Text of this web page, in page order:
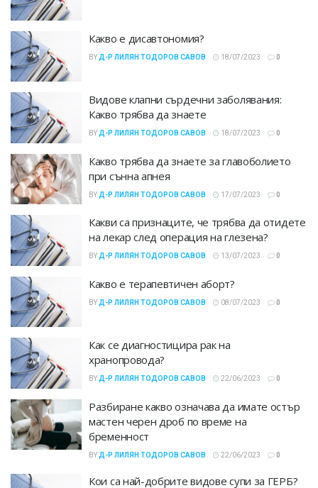
Какво е дисавтономия?
BY Д-Р ЛИЛЯН ТОДОРОВ САВОВ 18/07/2023 0
Видове клапни сърдечни заболявания:
Какво трябва да знаете
BY Д-Р ЛИЛЯН ТОДОРОВ САВОВ 18/07/2023 0
Какво трябва да знаете за главоболието
при сънна апнея
BY Д-Р ЛИЛЯН ТОДОРОВ САВОВ 17/07/2023 0
Какви са признаците, че трябва да отидете
на лекар след операция на глезена?
BY Д-Р ЛИЛЯН ТОДОРОВ САВОВ 13/07/2023 0
Какво е терапевтичен аборт?
BY Д-Р ЛИЛЯН ТОДОРОВ САВОВ 08/07/2023 0
Как се диагностицира рак на
хранопровода?
BY Д-Р ЛИЛЯН ТОДОРОВ САВОВ 22/06/2023 0
Разбиране какво означава да имате остър
мастен черен дроб по време на
бременност
BY Д-Р ЛИЛЯН ТОДОРОВ САВОВ 22/06/2023 0
Кои са най-добрите видове супи за ГЕРБ?